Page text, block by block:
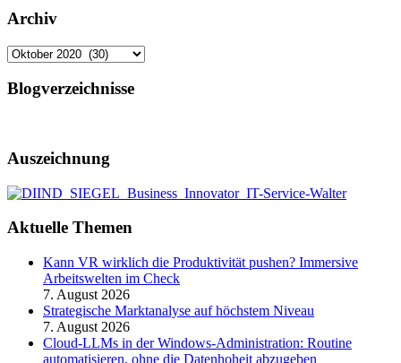
Archiv
Archiv
Blogverzeichnisse
Auszeichnung
Aktuelle Themen
Kann VR wirklich die Produktivität pushen? Immersive
Arbeitswelten im Check
7. August 2026
Strategische Marktanalyse auf höchstem Niveau
7. August 2026
Cloud-LLMs in der Windows-Administration: Routine
automatisieren, ohne die Datenhoheit abzugeben